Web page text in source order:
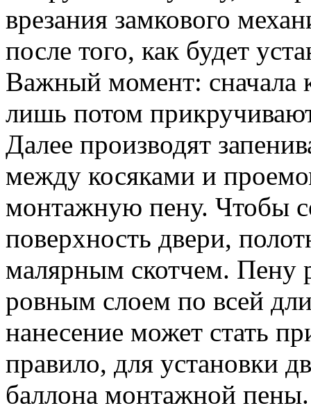
врезания замкового
после того, как будет
Важный момент: сначала
лишь потом
Далее производят
между косяками и
монтажную пену. Чтобы
поверхность двери,
малярным скотчем. Пену
ровным слоем по всей
нанесение может стать
правило, для установки
баллона монтажной пены.